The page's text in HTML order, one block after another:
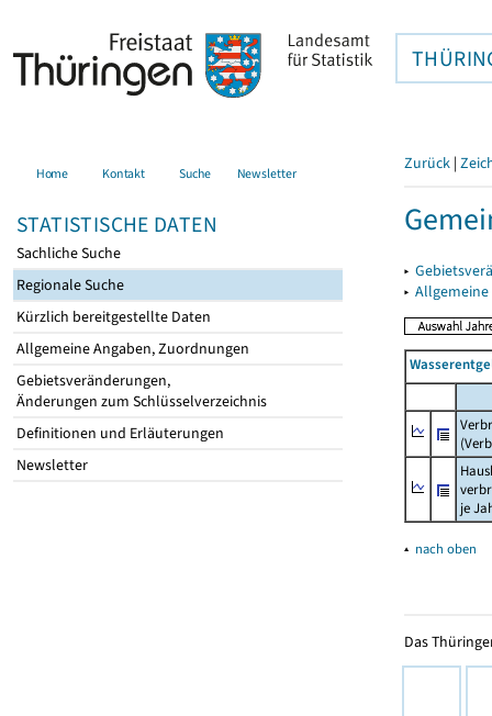
Home Kontakt Suche Newsletter
STATISTISCHE DATEN
Sachliche Suche
Regionale Suche
Kürzlich bereitgestellte Daten
Allgemeine Angaben, Zuordnungen
Gebietsveränderungen,
Änderungen zum Schlüsselverzeichnis
Definitionen und Erläuterungen
Newsletter
Zurück |
▸
▸
je
▴ nach oben
Das